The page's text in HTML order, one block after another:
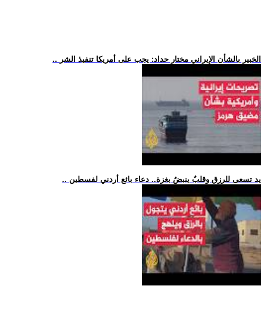
.. الخبير بالشأن الإيراني مختار حداد: يجب على أمريكا تنفيذ الشر
.. يد تسعى للرزق وقلبٌ ينبضُ بغزة.. دعاء بائع أردني لفسطين